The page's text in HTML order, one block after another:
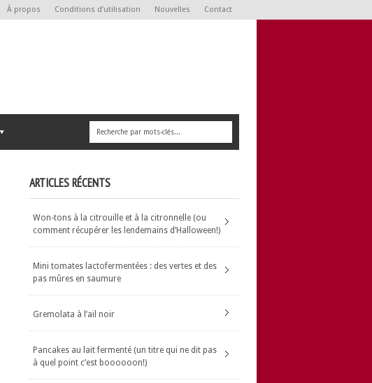
À propos Conditions d’utilisation Nouvelles Contact
ARTICLES RÉCENTS
Won-tons à la citrouille et à la citronnelle (ou
comment récupérer les lendemains d’Halloween!)
Mini tomates lactofermentées : des vertes et des
pas mûres en saumure
Gremolata à l’ail noir
Pancakes au lait fermenté (un titre qui ne dit pas
à quel point c’est boooooon!)